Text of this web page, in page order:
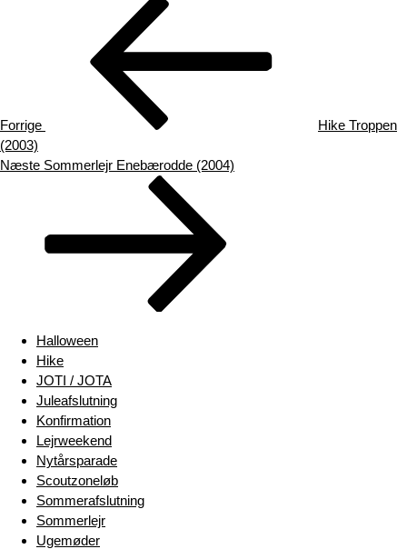
Indlægsnavigation
Forrige
Hike Troppen
(2003)
Næste
Næste Sommerlejr Enebærodde (2004)
Halloween
Hike
JOTI / JOTA
Juleafslutning
Konfirmation
Lejrweekend
Nytårsparade
Scoutzoneløb
Sommerafslutning
Sommerlejr
Ugemøder